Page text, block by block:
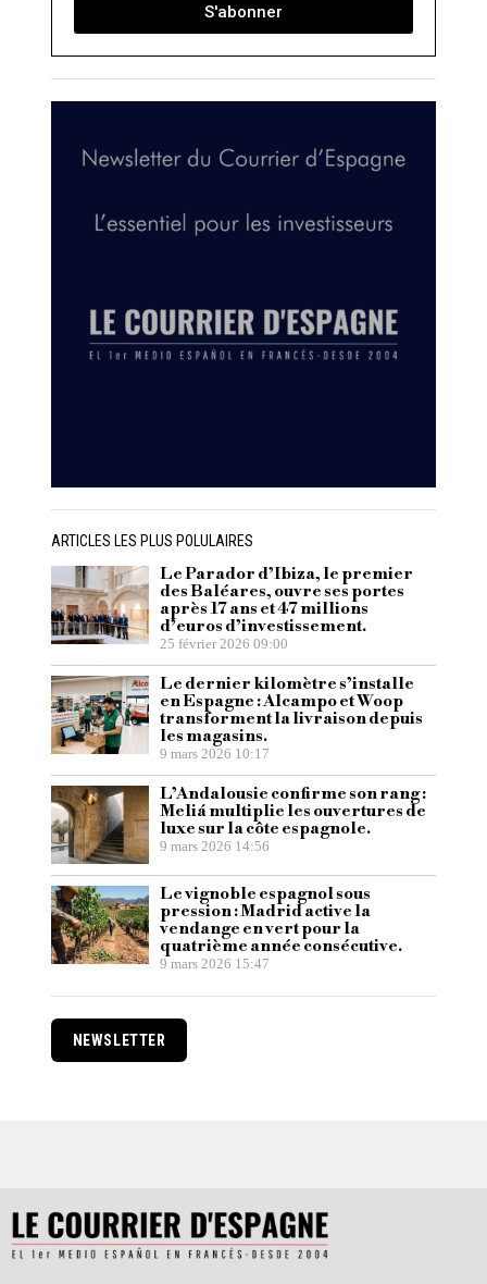
S'abonner
ARTICLES LES PLUS POLULAIRES
Le Parador d’Ibiza, le premier
des Baléares, ouvre ses portes
après 17 ans et 47 millions
d’euros d’investissement.
25 février 2026 09:00
Le dernier kilomètre s’installe
en Espagne : Alcampo et Woop
transforment la livraison depuis
les magasins.
9 mars 2026 10:17
L’Andalousie confirme son rang :
Meliá multiplie les ouvertures de
luxe sur la côte espagnole.
9 mars 2026 14:56
Le vignoble espagnol sous
pression : Madrid active la
vendange en vert pour la
quatrième année consécutive.
9 mars 2026 15:47
NEWSLETTER